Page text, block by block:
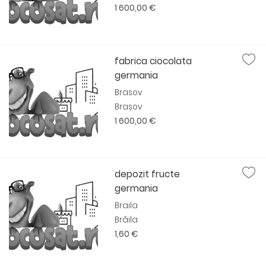
1 600,00 €
fabrica ciocolata
germania
Brasov
Brașov
1 600,00 €
depozit fructe
germania
Braila
Brăila
1,60 €